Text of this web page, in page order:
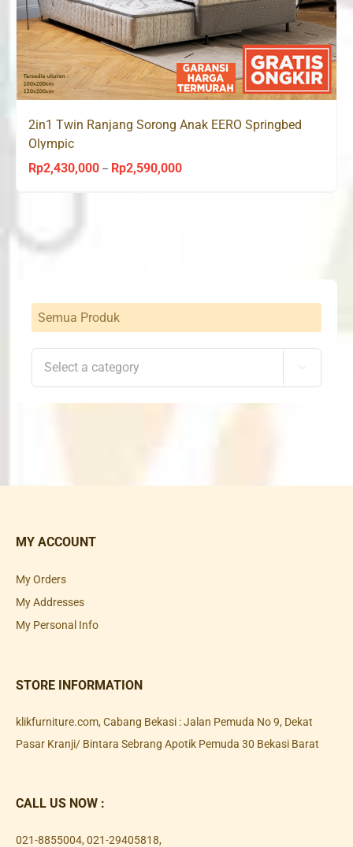
2in1 Twin Ranjang Sorong Anak EERO Springbed
Olympic
Rp2,430,000 – Rp2,590,000Price
Semua Produk

MY ACCOUNT
My Orders
My Addresses
My Personal Info
STORE INFORMATION
klikfurniture.com, Cabang Bekasi : Jalan Pemuda No 9, Dekat
Pasar Kranji/ Bintara Sebrang Apotik Pemuda 30 Bekasi Barat
CALL US NOW :
021-8855004, 021-29405818,